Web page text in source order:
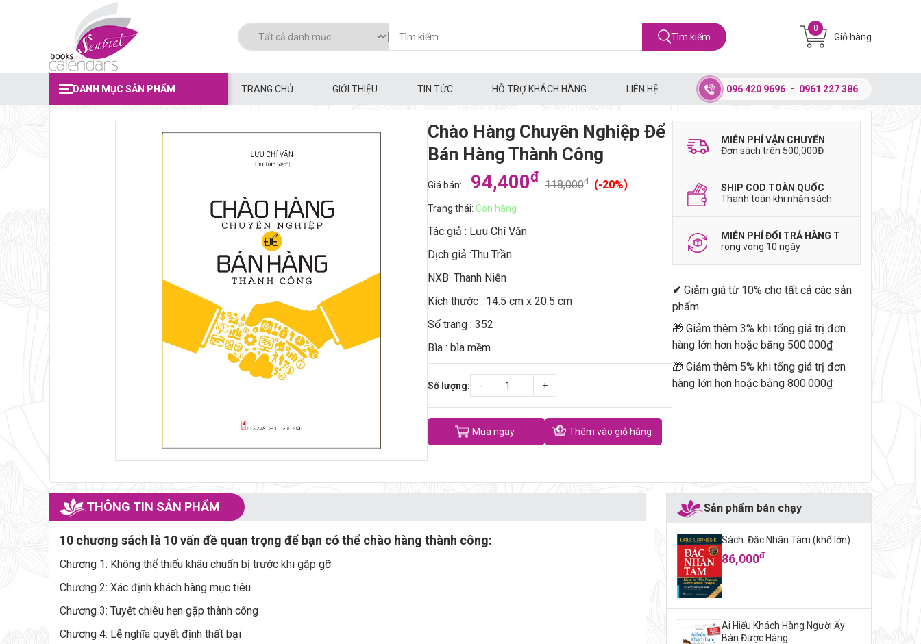
Tìm kiếm
0
Giỏ hàng
DANH MỤC SẢN PHẨM TRANG CHỦ GIỚI THIỆU TIN TỨC HỖ TRỢ KHÁCH HÀNG LIÊN HỆ 096 420 9696 0961 227 386
Chào Hàng Chuyên Nghiệp Để Bán Hàng Thành Công
Chào Hàng Chuyên Nghiệp Để
Bán Hàng Thành Công
Giá bán: 94,400đ 118,000đ (-20%)
Trạng thái: Còn hàng
Tác giả : Lưu Chí Văn
Dịch giả :Thu Trần
NXB: Thanh Niên
Kích thước : 14.5 cm x 20.5 cm
Số trang : 352
Bìa : bìa mềm
Số lượng: - +
Mua ngay Thêm vào giỏ hàng
MIỄN PHÍ VẬN CHUYỂN
Đơn sách trên 500,000Đ
SHIP COD TOÀN QUỐC
Thanh toán khi nhận sách
MIỄN PHÍ ĐỔI TRẢ HÀNG T
rong vòng 10 ngày
✔ Giảm giá từ 10% cho tất cả các sản
phẩm.
🎁 Giảm thêm 3% khi tổng giá trị đơn
hàng lớn hơn hoặc bằng 500.000₫
🎁 Giảm thêm 5% khi tổng giá trị đơn
hàng lớn hơn hoặc bằng 800.000₫
THÔNG TIN SẢN PHẨM
10 chương sách là 10 vấn đề quan trọng để bạn có thể chào hàng thành công:
Chương 1: Không thể thiếu khâu chuẩn bị trước khi gặp gỡ
Chương 2: Xác định khách hàng mục tiêu
Chương 3: Tuyệt chiêu hẹn gặp thành công
Chương 4: Lễ nghĩa quyết định thất bại
Sản phẩm bán chạy
Sách: Đắc Nhân Tâm (khổ lớn)
86,000đ
Ai Hiểu Khách Hàng Người Ấy
Bán Được Hàng